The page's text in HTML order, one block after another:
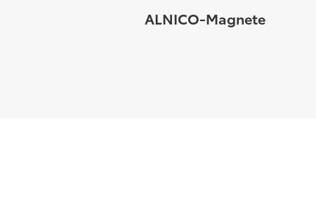
ALNICO-Magnete